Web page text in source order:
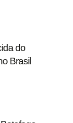
do
Brasil